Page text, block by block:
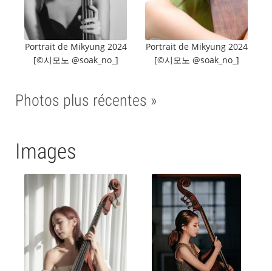
Portrait de Mikyung 2024
[©️시모노 @soak_no_]
Portrait de Mikyung 2024
[©️시모노 @soak_no_]
Photos plus récentes »
Images